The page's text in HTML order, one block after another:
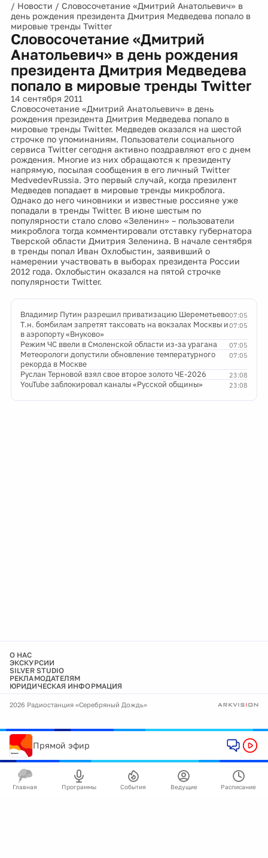
/ Новости / Словосочетание «Дмитрий Анатольевич» в
день рождения президента Дмитрия Медведева попало в
мировые тренды Twitter
Словосочетание «Дмитрий
Анатольевич» в день рождения
президента Дмитрия Медведева
попало в мировые тренды Twitter
14 сентября 2011
Словосочетание «Дмитрий Анатольевич» в день
рождения президента Дмитрия Медведева попало в
мировые тренды Twitter. Медведев оказался на шестой
строчке по упоминаниям. Пользователи социального
сервиса Twitter сегодня активно поздравляют его с днем
рождения. Многие из них обращаются к президенту
напрямую, посылая сообщения в его личный Twitter
MedvedevRussia. Это первый случай, когда презилент
Медведев попадает в мировые тренды микроблога.
Однако до него чиновники и известные россияне уже
попадали в тренды Twitter. В июне шестым по
популярности стало слово «Зеленин» – пользователи
микроблога тогда комментировали отставку губернатора
Тверской области Дмитрия Зеленина. В начале сентября
в тренды попал Иван Охлобыстин, заявивший о
намерении участвовать в выборах президента России
2012 года. Охлобыстин оказался на пятой строчке
популярности Twitter.
07:05
Владимир Путин разрешил приватизацию Шереметьево
07:05
Т.н. бомбилам запретят таксовать на вокзалах Москвы и
в аэропорту «Внуково»
07:05
Режим ЧС ввели в Смоленской области из-за урагана
07:05
Метеорологи допустили обновление температурного
рекорда в Москве
23:08
Руслан Терновой взял свое второе золото ЧЕ-2026
23:08
YouTube заблокировал каналы «Русской общины»
О НАС
ЭКСКУРСИИ
SILVER STUDIO
РЕКЛАМОДАТЕЛЯМ
ЮРИДИЧЕСКАЯ ИНФОРМАЦИЯ
2026 Радиостанция «Серебряный Дождь»
Прямой эфир
Главная Программы События Ведущие Расписание